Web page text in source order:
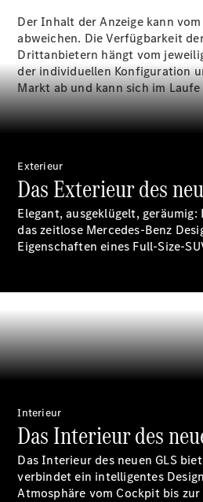
Übersicht
Reparatur
Service &
Garantie
Rückrufe
Ersatzteile
Servicetermin
Der Inhalt der Anzeige kann
abweichen. Die Verfügbarkeit
Drittanbietern hängt vom
der individuellen Konfiguration
Markt ab und kann sich im
Exterieur
Das Exterieur des
Elegant, ausgeklügelt,
das zeitlose Mercedes-Benz
Eigenschaften eines Full-Size-
Interieur
Das Interieur des
Das Interieur des neuen GLS
verbindet ein intelligentes
Atmosphäre vom Cockpit bis